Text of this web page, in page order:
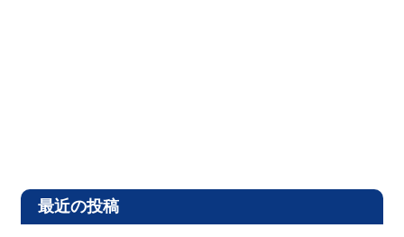
最近の投稿